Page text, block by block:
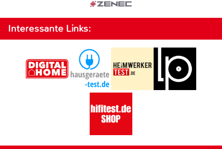
Interessante Links: